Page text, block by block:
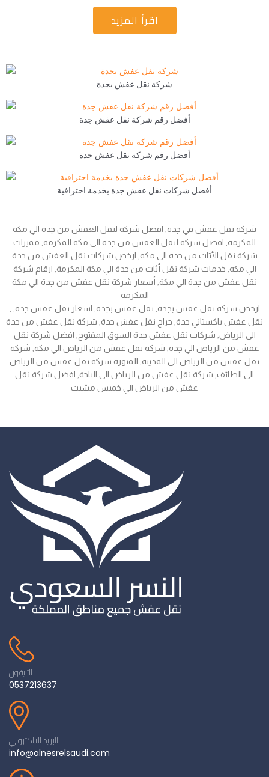
اقرأ المزيد
شركة نقل عفش بجدة
أفضل رقم شركة نقل عفش جدة
أفضل رقم شركة نقل عفش جدة
أفضل شركات نقل عفش جدة بخدمة احترافية
شركة نقل عفش في جدة, افضل شركة لنقل العفش من جدة الي مكة
المكرمة, افضل شركة لنقل العفش من جدة الي مكة المكرمة, مميزات
شركة نقل الأثاث من جده الي مكه, ارخص شركات نقل العفش من جدة
الي مكه, خدمات شركة نقل أثاث من جدة الي مكة المكرمة, ارقام شركة
نقل عفش من جدة الي مكة, أسعار شركة نقل عفش من جدة الي مكة
المكرمة
نقل عفش باكستاني جدة, حراج نقل عفش جدة, شركة نقل عفش من جدة
الى الرياض, شركات نقل عفش جدة السوق المفتوح, افضل شركة نقل
عفش من الرياض الي جدة, شركة نقل عفش من الرياض الي مكة, شركة
نقل عفش من الرياض الي المدينة, المنورة شركة نقل عفش من الرياض
الي الطائف, شركة نقل عفش من الرياض الي الباحة, افضل شركة نقل
عفش من الرياض الي خميس مشيت
التليفون
0537213637
البريد الالكتروني
info@alnesrelsaudi.com